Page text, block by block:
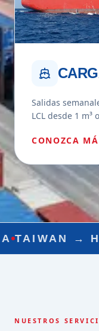
Salidas
LCL desde 1
CONOZCA
→HONDURAS
NUESTROS